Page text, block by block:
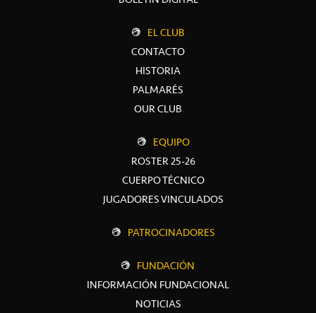
EL CLUB
CONTACTO
HISTORIA
PALMARÉS
OUR CLUB
EQUIPO
ROSTER 25-26
CUERPO TÉCNICO
JUGADORES VINCULADOS
PATROCINADORES
FUNDACIÓN
INFORMACIÓN FUNDACIONAL
NOTICIAS